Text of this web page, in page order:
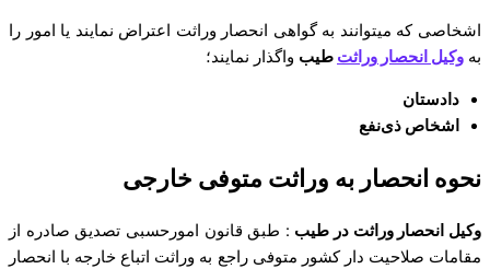
اشخاصی که میتوانند به گواهی انحصار وراثت اعتراض نمایند یا امور را
به وکیل انحصار وراثت طیب واگذار نمایند؛
دادستان
اشخاص ذی‌نفع
نحوه انحصار به وراثت متوفی خارجی
وکیل انحصار وراثت در طیب : طبق قانون امورحسبی تصدیق صادره از
مقامات صلاحیت دار کشور متوفی راجع به وراثت اتباع خارجه با انحصار